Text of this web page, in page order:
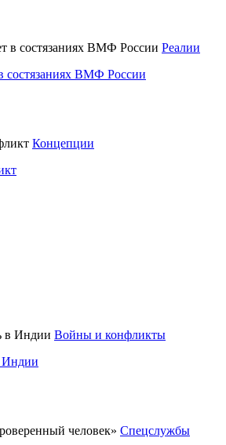
Реалии
состязаниях ВМФ России
Концепции
Войны и конфликты
Индии
Спецслужбы